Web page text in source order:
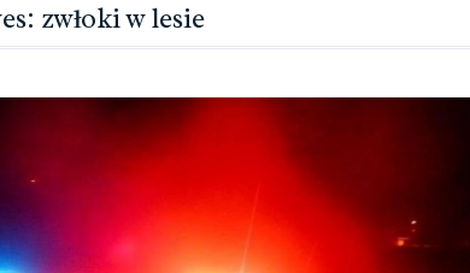
zwłoki w lesie